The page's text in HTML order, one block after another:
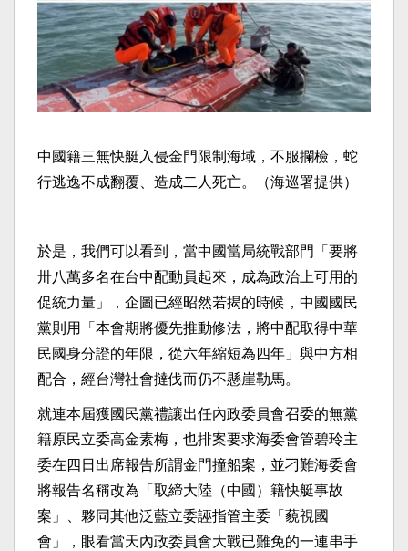
中國籍三無快艇入侵金門限制海域，不服攔檢，蛇
行逃逸不成翻覆、造成二人死亡。（海巡署提供）
於是，我們可以看到，當中國當局統戰部門「要將
卅八萬多名在台中配動員起來，成為政治上可用的
促統力量」，企圖已經昭然若揭的時候，中國國民
黨則用「本會期將優先推動修法，將中配取得中華
民國身分證的年限，從六年縮短為四年」與中方相
配合，經台灣社會撻伐而仍不懸崖勒馬。
就連本屆獲國民黨禮讓出任內政委員會召委的無黨
籍原民立委高金素梅，也排案要求海委會管碧玲主
委在四日出席報告所謂金門撞船案，並刁難海委會
將報告名稱改為「取締大陸（中國）籍快艇事故
案」、夥同其他泛藍立委誣指管主委「藐視國
會」，眼看當天內政委員會大戰已難免的一連串手